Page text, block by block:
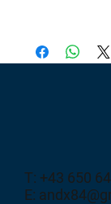
T: +43 650
E: